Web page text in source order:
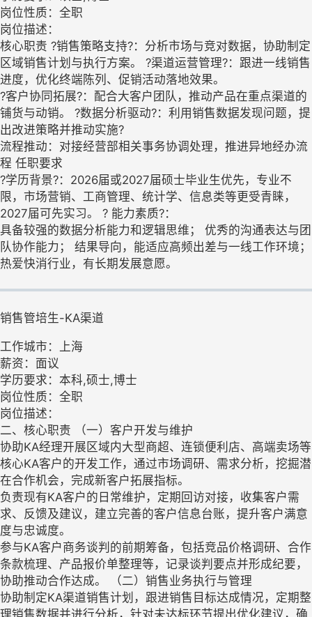
岗位性质：全职
岗位描述：
核心职责 ?销售策略支持?：分析市场与竞对数据，协助制定
区域销售计划与执行方案。 ?渠道运营管理?：跟进一线销售
进度，优化终端陈列、促销活动落地效果。
?客户协同拓展?：配合大客户团队，推动产品在重点渠道的
铺货与动销。 ?数据分析驱动?：利用销售数据发现问题，提
出改进策略并推动实施?
流程推动：对接经营部相关事务协调处理，推进异地经办流
程 任职要求
?学历背景?：2026届或2027届硕士毕业生优先，专业不
限，市场营销、工商管理、统计学、信息类等更受青睐，
2027届可先实习。 ? 能力素质?：
具备较强的数据分析能力和逻辑思维； 优秀的沟通表达与团
队协作能力； 结果导向，能适应高频出差与一线工作环境；
热爱快消行业，有长期发展意愿。
销售管培生-KA渠道
工作城市：上海
薪资：面议
学历要求：本科,硕士,博士
岗位性质：全职
岗位描述：
二、核心职责 （一）客户开发与维护
协助KA经理开展区域内大型商超、连锁便利店、高端卖场等
核心KA客户的开发工作，通过市场调研、需求分析，挖掘潜
在合作机会，完成新客户拓展指标。
负责现有KA客户的日常维护，定期回访对接，收集客户需
求、反馈及建议，建立完善的客户信息台账，提升客户满意
度与忠诚度。
参与KA客户商务谈判的前期筹备，包括竞品价格调研、合作
条款梳理、产品报价单整理等，记录谈判要点并形成纪要，
协助推动合作达成。 （二）销售业务执行与管理
协助制定KA渠道销售计划，跟进销售目标达成情况，定期整
理销售数据并进行分析，针对未达标环节提出优化建议，确